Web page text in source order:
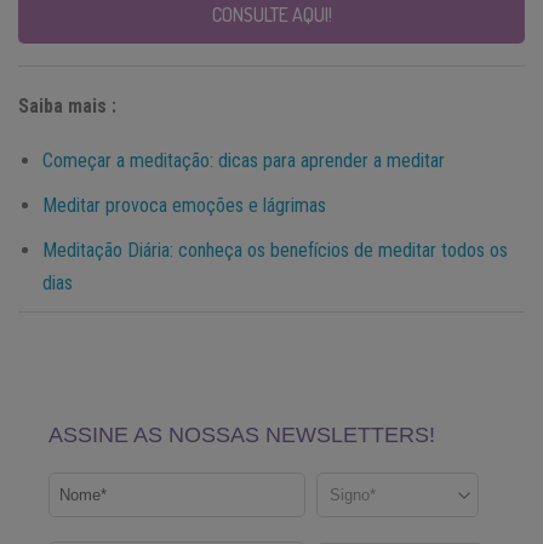
CONSULTE AQUI!
Saiba mais :
Começar a meditação: dicas para aprender a meditar
Meditar provoca emoções e lágrimas
Meditação Diária: conheça os benefícios de meditar todos os
dias